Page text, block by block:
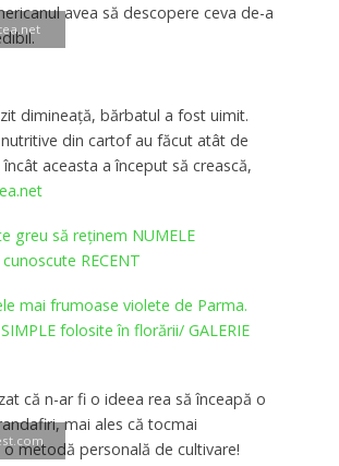
avea să descopere ceva de-a
dimineaţă, bărbatul a fost uimit.
din cartof au făcut atât de
aceasta a început să crească,
greu să reținem NUMELE
RECENT
mai frumoase violete de Parma.
folosite în florării/ GALERIE
că n-ar fi o ideea rea să înceapă o
mai ales că tocmai
metodă personală de cultivare!